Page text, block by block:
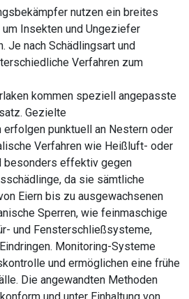
nutzen ein breites
Insekten und Ungeziefer
Je nach Schädlingsart und
Verfahren zum
kommen speziell angepasste
Gezielte
erfolgen punktuell an Nestern oder
Verfahren wie Heißluft- oder
besonders effektiv gegen
da sie sämtliche
Eiern bis zu ausgewachsenen
Sperren, wie feinmaschige
und Fensterschließsysteme,
Monitoring-Systeme
und ermöglichen eine frühe
Die angewandten Methoden